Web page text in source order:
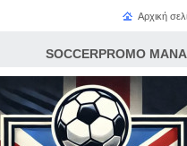
SOCCERPROMO
Αρχική